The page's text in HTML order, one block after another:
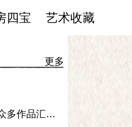
四宝 艺术收藏
更多
扬州八怪核心人物金农众多作品汇聚杭州